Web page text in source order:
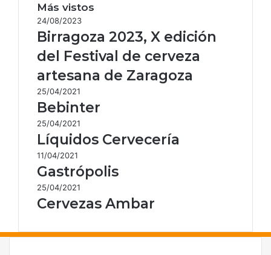
Más vistos
24/08/2023
Birragoza 2023, X edición
del Festival de cerveza
artesana de Zaragoza
25/04/2021
Bebinter
25/04/2021
Líquidos Cervecería
11/04/2021
Gastrópolis
25/04/2021
Cervezas Ambar